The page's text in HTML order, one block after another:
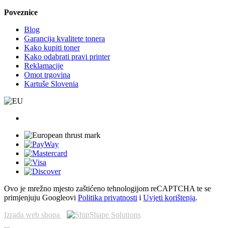
Poveznice
Blog
Garancija kvalitete tonera
Kako kupiti toner
Kako odabrati pravi printer
Reklamacije
Omot trgovina
Kartuše Slovenia
Ovo je mrežno mjesto zaštićeno tehnologijom reCAPTCHA te se
primjenjuju Googleovi Politika privatnosti i Uvjeti korištenja.
Izrada web shopa